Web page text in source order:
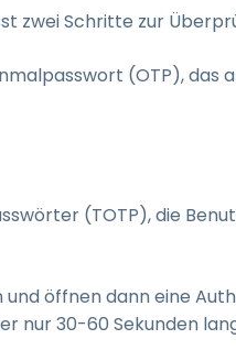
zwei Schritte zur
(OTP), das
(TOTP), die
öffnen dann eine
nur 30-60 Sekunden